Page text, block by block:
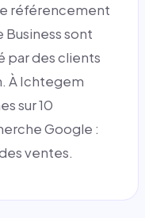
référencement
sont
par des clients
À Ichtegem
sur 10
Google :
ventes.